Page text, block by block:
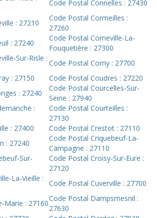
Code Postal Connelles : 27430
: 27210
Code Postal Cormeilles :
27260
: 27240
Code Postal Corneville-La-
Fouquetière : 27300
Sur-Risle :
Code Postal Corny : 27700
: 27150
Code Postal Coudres : 27220
: 27240
Code Postal Courcelles-Sur-
Seine : 27940
:
Code Postal Courteilles :
27130
: 27400
Code Postal Crestot : 27110
: 27240
Code Postal Criquebeuf-La-
Campagne : 27110
Sur-
Code Postal Croisy-Sur-Eure :
27120
La-Vieille :
Code Postal Cuverville : 27700
Marie : 27160
Code Postal Dampsmesnil :
27630